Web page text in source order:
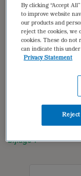
samenvatting
(para)medische
verantwoording
geraadpleegde
bijlage 1
By clicking “Accept
to improve website
our products and
reject the cookies, we
cookies. These do not
can indicate this
Privacy Statement